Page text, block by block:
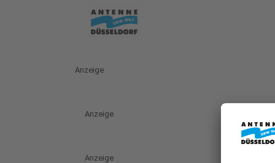
Anzeige
Anzeige
Anzeige